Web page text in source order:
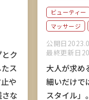
ク
ス
や
な
ビューティー
マッサージ
公開日
最終更新日
大人が求め
細いだけで
スタイル」